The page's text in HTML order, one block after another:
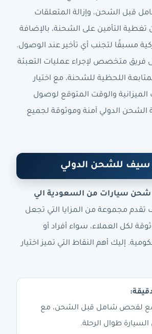
قبل الشحن، وإزالة المتعلقات
التأمين على الشحنة، بالإضافة
مسبقًا لتجنب أي تأخير عند الوصول.
فريق متخصص لإجراء عمليات التعبئة
اللحظية للشحنة، مع اختيار
والوقت المتوقع لوصول
الشحن الدولي آمنة وموثوقة لجميع
سيف للشحن الدولي
سيارات من السعودية الي
مجموعة من المزايا التي تجعل
لكل العملاء، سواء أفراد أو
إليك أهم النقاط التي تميز اختيار
لفحص شامل قبل الشحن، مع
طوال الرحلة.